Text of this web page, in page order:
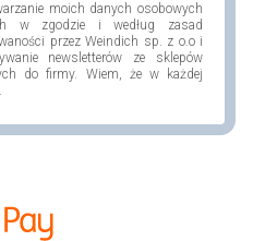
moich danych osobowych
w zgodzie i według zasad
przez Weindich sp. z o.o i
newsletterów ze sklepów
do firmy. Wiem, że w każdej